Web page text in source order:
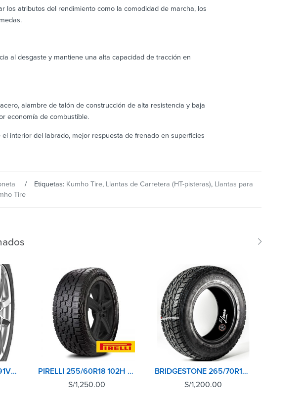
los atributos del rendimiento como la comodidad de marcha, los
al desgaste y mantiene una alta capacidad de tracción en
alambre de talón de construcción de alta resistencia y baja
economía de combustible.
interior del labrado, mejor respuesta de frenado en superficies
Etiquetas: Kumho Tire, Llantas de Carretera (HT-pisteras), Llantas para
Tire
ANNAITE 205/55R16 91V AN518
PIRELLI 255/60R18 102H SCORPION A/T+
S/1,250.00
BRIDGESTONE 265/70R16 112S DUELER AT694
S/1,200.00